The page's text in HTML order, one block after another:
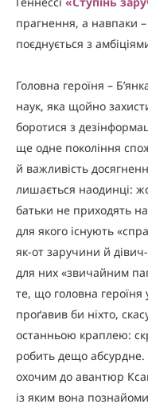
прагнення, а навпаки
поєднується з
Головна героїня –
наук, яка щойно
боротися з
ще одне покоління
й важливість
лишається наодинці:
батьки не приходять на
для якого існують
як-от заручини й
для них «звичайним
те, що головна героїня
проґавив би ніхто,
останньою краплею:
робить дещо абсурдне.
охочим до авантюр
із яким вона